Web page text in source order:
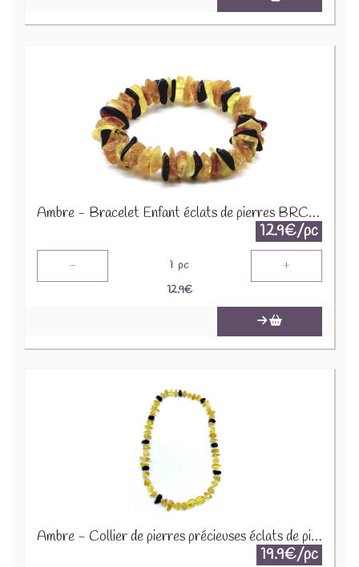
Ambre - Bracelet Enfant éclats de pierres BRC-AMBK
12.9€/pc
- 1 pc +
12.9€
Ambre - Collier de pierres précieuses éclats de pierres 45cm COLC-AMB
19.9€/pc